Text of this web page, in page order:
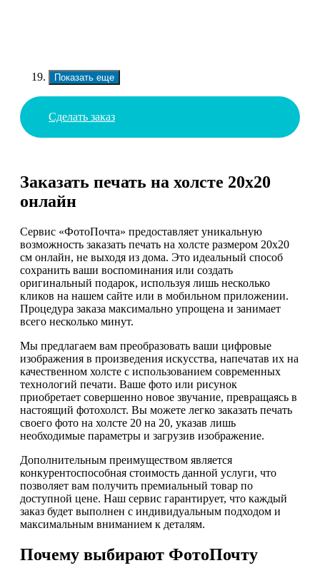
Показать еще
Сделать заказ
Заказать печать на холсте 20х20
онлайн
Сервис «ФотоПочта» предоставляет уникальную
возможность заказать печать на холсте размером 20х20
см онлайн, не выходя из дома. Это идеальный способ
сохранить ваши воспоминания или создать
оригинальный подарок, используя лишь несколько
кликов на нашем сайте или в мобильном приложении.
Процедура заказа максимально упрощена и занимает
всего несколько минут.
Мы предлагаем вам преобразовать ваши цифровые
изображения в произведения искусства, напечатав их на
качественном холсте с использованием современных
технологий печати. Ваше фото или рисунок
приобретает совершенно новое звучание, превращаясь в
настоящий фотохолст. Вы можете легко заказать печать
своего фото на холсте 20 на 20, указав лишь
необходимые параметры и загрузив изображение.
Дополнительным преимуществом является
конкурентоспособная стоимость данной услуги, что
позволяет вам получить премиальный товар по
доступной цене. Наш сервис гарантирует, что каждый
заказ будет выполнен с индивидуальным подходом и
максимальным вниманием к деталям.
Почему выбирают ФотоПочту